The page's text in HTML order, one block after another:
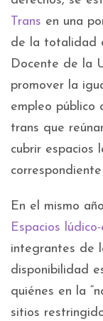
Trans en una
de la totalidad
Docente de la
promover la
empleo público
trans que
cubrir espacios
En el mismo
Espacios
integrantes de
disponibilidad
quiénes en la
sitios